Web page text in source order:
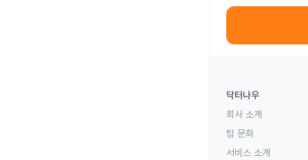
닥터나우
회사 소개
팀 문화
서비스 소개